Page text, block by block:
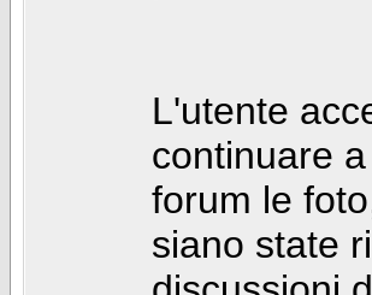
L'utente
continuare
forum le
siano state